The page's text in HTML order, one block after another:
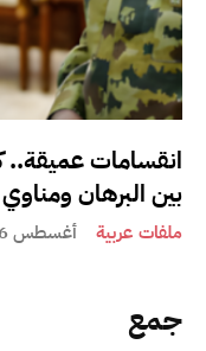
انقسامات عميقة..
بين البرهان
ملفات عربية أغسطس 6, 2026
جمع